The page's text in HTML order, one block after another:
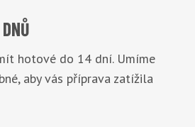
hotové do 14 dní. Umíme
aby vás příprava zatížila